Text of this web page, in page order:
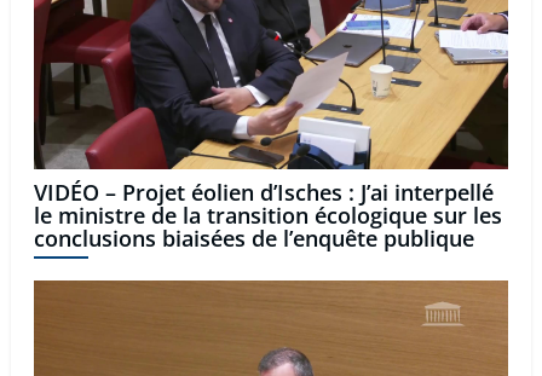
VIDÉO – Projet éolien d’Isches : J’ai interpellé
le ministre de la transition écologique sur les
conclusions biaisées de l’enquête publique